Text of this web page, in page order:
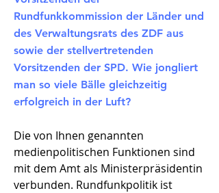
Rundfunkkommission der Länder und
des Verwaltungsrats des ZDF aus
sowie der stellvertretenden
Vorsitzenden der SPD. Wie jongliert
man so viele Bälle gleichzeitig
erfolgreich in der Luft?
Die von Ihnen genannten
medienpolitischen Funktionen sind
mit dem Amt als Ministerpräsidentin
verbunden. Rundfunkpolitik ist